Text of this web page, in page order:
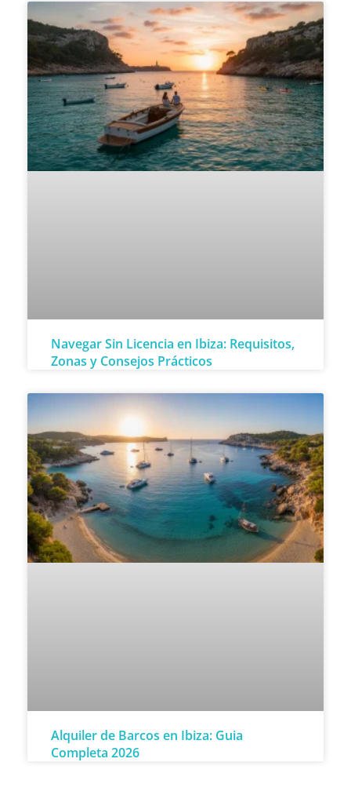
Navegar Sin Licencia en Ibiza: Requisitos,
Zonas y Consejos Prácticos
Alquiler de Barcos en Ibiza: Guia
Completa 2026